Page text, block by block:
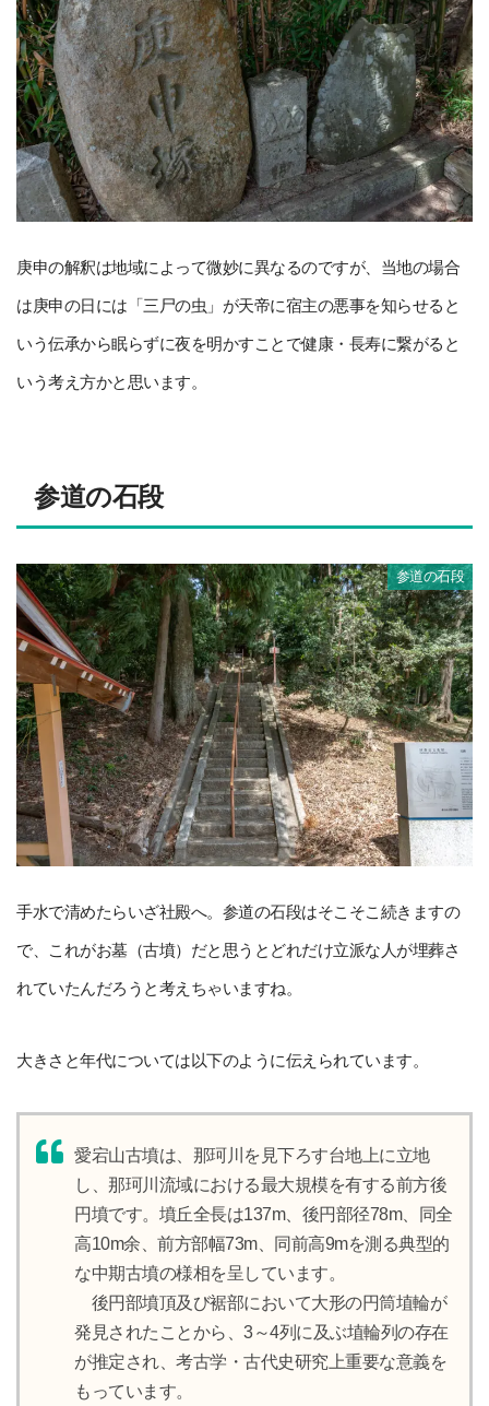
庚申の解釈は地域によって微妙に異なるのですが、当地の場合
は庚申の日には「三尸の虫」が天帝に宿主の悪事を知らせると
いう伝承から眠らずに夜を明かすことで健康・長寿に繋がると
いう考え方かと思います。
参道の石段
参道の石段
手水で清めたらいざ社殿へ。参道の石段はそこそこ続きますの
で、これがお墓（古墳）だと思うとどれだけ立派な人が埋葬さ
れていたんだろうと考えちゃいますね。
大きさと年代については以下のように伝えられています。
愛宕山古墳は、那珂川を見下ろす台地上に立地
し、那珂川流域における最大規模を有する前方後
円墳です。墳丘全長は137m、後円部径78m、同全
高10m余、前方部幅73m、同前高9mを測る典型的
な中期古墳の様相を呈しています。
後円部墳頂及び裾部において大形の円筒埴輪が
発見されたことから、3～4列に及ぶ埴輪列の存在
が推定され、考古学・古代史研究上重要な意義を
もっています。